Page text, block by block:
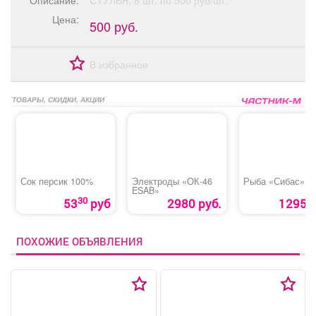
Афиша Обучение Проекты
Цена:
500 руб.
В избранное
ТОВАРЫ, СКИДКИ, АКЦИИ
Сок персик 100%
5330руб
Электроды «ОК-46
ESAB»
2980 руб.
Рыба «Сибас»
1295
ПОХОЖИЕ ОБЪЯВЛЕНИЯ